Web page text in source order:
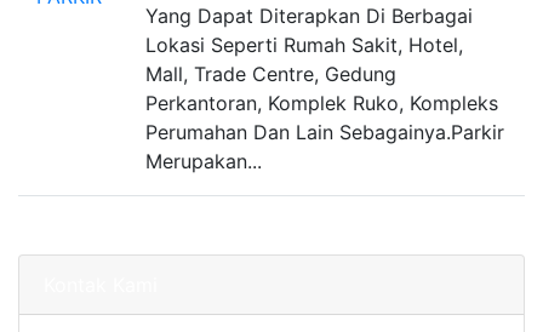
Yang Dapat Diterapkan Di Berbagai
Lokasi Seperti Rumah Sakit, Hotel,
Mall, Trade Centre, Gedung
Perkantoran, Komplek Ruko, Kompleks
Perumahan Dan Lain Sebagainya.Parkir
Merupakan...